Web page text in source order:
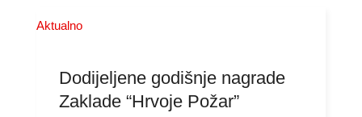
Aktualno
Dodijeljene godišnje nagrade
Zaklade “Hrvoje Požar”